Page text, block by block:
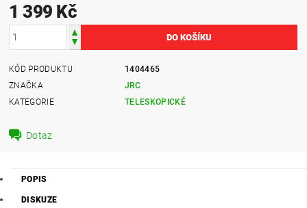
1 399 Kč
KÓD PRODUKTU
1404465
ZNAČKA
JRC
KATEGORIE
TELESKOPICKÉ
Dotaz
POPIS
DISKUZE